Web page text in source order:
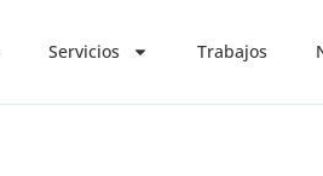
Servicios Trabajos